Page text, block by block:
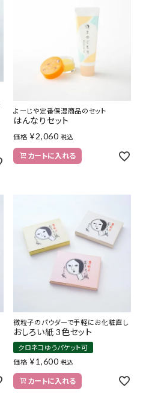
よーじや定番保湿商品のセット
はんなりセット
価格 ¥2,060 税込
カートに入れる
微粒子のパウダーで手軽にお化粧直し
おしろい紙 3色セット
クロネコゆうパケット可
価格 ¥1,600 税込
カートに入れる